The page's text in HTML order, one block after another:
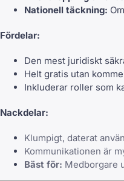
Nationell täckning:
Fördelar:
Den mest juridiskt
Helt gratis utan
Inkluderar roller som
Nackdelar:
Klumpigt, daterat
Kommunikationen är
Bäst för: Medborgare